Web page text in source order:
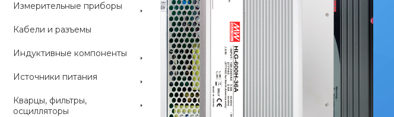
Измерительные приборы
Кабели и разъемы
Индуктивные компоненты
Источники питания
Кварцы, фильтры,
осцилляторы
Средства
конструкторы
ARDUINO совместимые платы,
наборы и модули, программаторы все это
приобрести в нашем интернет-магазине